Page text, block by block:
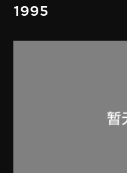
1995